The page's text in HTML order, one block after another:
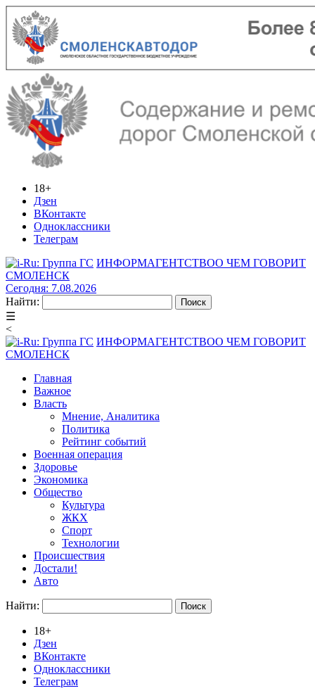
18+
Дзен
ВКонтакте
Одноклассники
Телеграм
ИНФОРМАГЕНТСТВОО ЧЕМ ГОВОРИТ
СМОЛЕНСК
Сегодня: 7.08.2026
Найти:
☰
<
ИНФОРМАГЕНТСТВОО ЧЕМ ГОВОРИТ
СМОЛЕНСК
Главная
Важное
Власть
Мнение, Аналитика
Политика
Рейтинг событий
Военная операция
Здоровье
Экономика
Общество
Культура
ЖКХ
Спорт
Технологии
Происшествия
Достали!
Авто
Найти:
18+
Дзен
ВКонтакте
Одноклассники
Телеграм